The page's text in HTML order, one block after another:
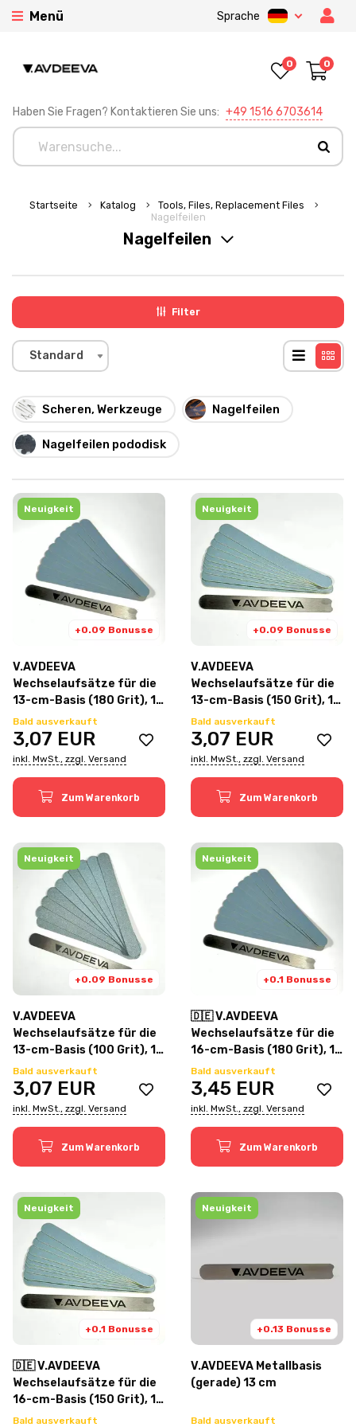
Menü Sprache
Haben Sie Fragen? Kontaktieren Sie uns: +49 1516 6703614
0 0
Startseite Katalog
Tools, Files, Replacement Files
Nagelfeilen
Nagelfeilen
Filter
Standard
Scheren, Werkzeuge Nagelfeilen
Nagelfeilen pododisk
Neuigkeit
+0.09 Bonusse
V.AVDEEVA
Wechselaufsätze für die
13-cm-Basis (180 Grit), 10
Stück
Bald ausverkauft
3,07 EUR
inkl. MwSt., zzgl. Versand
Zum Warenkorb
Neuigkeit
+0.09 Bonusse
V.AVDEEVA
Wechselaufsätze für die
13-cm-Basis (150 Grit), 10
Stück
Bald ausverkauft
3,07 EUR
inkl. MwSt., zzgl. Versand
Zum Warenkorb
Neuigkeit
+0.09 Bonusse
V.AVDEEVA
Wechselaufsätze für die
13-cm-Basis (100 Grit), 10
Stück
Bald ausverkauft
3,07 EUR
inkl. MwSt., zzgl. Versand
Zum Warenkorb
Neuigkeit
+0.1 Bonusse
🇩🇪 V.AVDEEVA
Wechselaufsätze für die
16-cm-Basis (180 Grit), 10
Stück
Bald ausverkauft
3,45 EUR
inkl. MwSt., zzgl. Versand
Zum Warenkorb
Neuigkeit
+0.1 Bonusse
🇩🇪 V.AVDEEVA
Wechselaufsätze für die
16-cm-Basis (150 Grit), 10
Stück
Bald ausverkauft
Neuigkeit
+0.13 Bonusse
V.AVDEEVA Metallbasis
(gerade) 13 cm
Bald ausverkauft